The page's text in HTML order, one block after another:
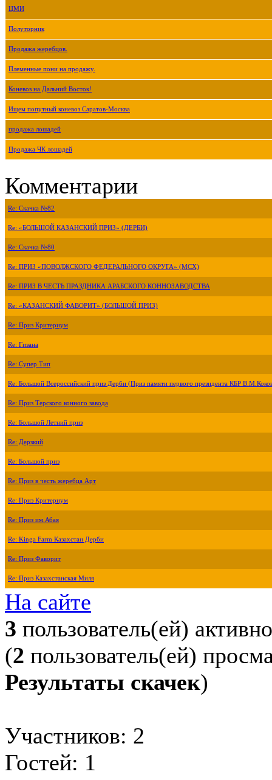
ЦМИ
Полуторник
Продажа жеребцов.
Племенные пони на продажу.
Коневоз на Дальний Восток!
Ищем попутный коневоз Саратов-Москва
продажа лошадей
Продажа ЧК лошадей
Комментарии
Re: Скачка №82
Re: «БОЛЬШОЙ КАЗАНСКИЙ ПРИЗ» (ДЕРБИ)
Re: Скачка №80
Re: ПРИЗ «ПОВОЛЖСКОГО ФЕДЕРАЛЬНОГО ОКРУГА» (МСХ)
Re: ПРИЗ В ЧЕСТЬ ПРАЗДНИКА АРАБСКОГО КОННОЗАВОДСТВА
Re: «КАЗАНСКИЙ ФАВОРИТ» (БОЛЬШОЙ ПРИЗ)
Re: Приз Критериум
Re: Гизана
Re: Супер Тип
Re: Большой Всероссийский приз Дерби (Приз памяти первого президента КБР
Re: Приз Терского конного завода
Re: Большой Летний приз
Re: Дерзкий
Re: Большой приз
Re: Приз в честь жеребца Арт
Re: Приз Критериум
Re: Приз им.Абая
Re: Kinga Farm Казахстан Дерби
Re: Приз Фаворит
Re: Приз Казахстанская Миля
На сайте
3 пользователь(ей) активно
(2 пользователь(ей)
Результаты скачек)
Участников: 2
Гостей: 1